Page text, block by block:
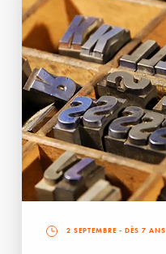
2 SEPTEMBRE - DÈS 7 ANS